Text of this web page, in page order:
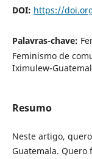
DOI: https://
Palavras-chave:
Feminismo de
Iximulew-
Resumo
Neste artigo,
Guatemala. Quero